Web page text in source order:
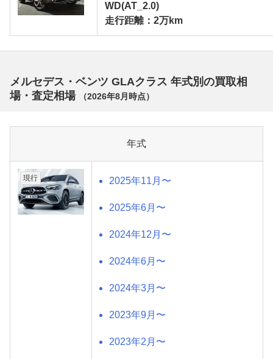
WD(AT_2.0)
走行距離：2万km
メルセデス・ベンツ GLAクラス 年式別の買取相
場・査定相場
（2026年8月 時点）
年式
現行 2025年11月〜
2025年6月〜
2024年12月〜
2024年6月〜
2024年3月〜
2023年9月〜
2023年2月〜